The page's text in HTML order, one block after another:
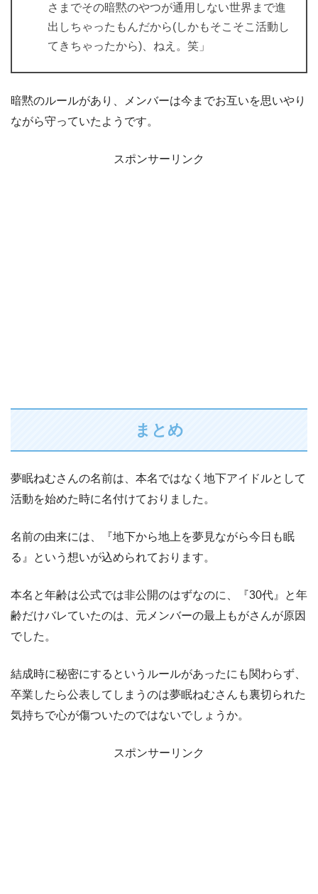
さまでその暗黙のやつが通用しない世界まで進
出しちゃったもんだから(しかもそこそこ活動し
てきちゃったから)、ねえ。笑」
暗黙のルールがあり、メンバーは今までお互いを思いやり
ながら守っていたようです。
スポンサーリンク
まとめ
夢眠ねむさんの名前は、本名ではなく地下アイドルとして
活動を始めた時に名付けておりました。
名前の由来には、『地下から地上を夢見ながら今日も眠
る』という想いが込められております。
本名と年齢は公式では非公開のはずなのに、『30代』と年
齢だけバレていたのは、元メンバーの最上もがさんが原因
でした。
結成時に秘密にするというルールがあったにも関わらず、
卒業したら公表してしまうのは夢眠ねむさんも裏切られた
気持ちで心が傷ついたのではないでしょうか。
スポンサーリンク